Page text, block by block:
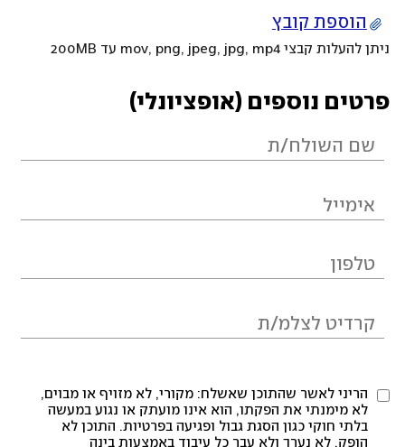
הוספת קובץ
ניתן להעלות קבצי mov, png, jpeg, jpg, mp4 עד 200MB
פרטים נוספים (אופציונלי)
הריני לאשר שהתוכן שאשלח: מקורי, לא מזויף או מבוים,
לא מימנתי את הפקתו, הוא אינו מועתק או נגוע במעשה
בלתי חוקי כגון הסגת גבול ופגיעה בפרטיות. התוכן לא
הופק, לא נערך ולא עבר כל עיבוד באמצעות בינה